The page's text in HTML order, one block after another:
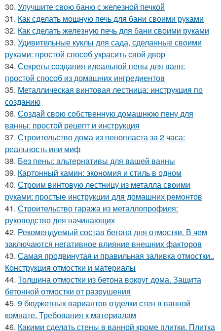
30. Улучшите свою баню с железной печкой
31. Как сделать мощную печь для бани своими руками
32. Как сделать железную печь для бани своими руками
33. Удивительные куклы для сада, сделанные своими
руками: простой способ украсить свой двор
34. Секреты создания идеальной пены для ванн:
простой способ из домашних ингредиентов
35. Металлическая винтовая лестница: инструкция по
созданию
36. Создай свою собственную домашнюю пену для
ванны: простой рецепт и инструкция
37. Строительство дома из пенопласта за 2 часа:
реальность или миф
38. Без пены: альтернативы для вашей ванны
39. Картонный камин: экономия и стиль в одном
40. Строим винтовую лестницу из металла своими
руками: простые инструкции для домашних ремонтов
41. Строительство гаража из металлопрофиля:
руководство для начинающих
42. Рекомендуемый состав бетона для отмостки. В чем
заключаются негативное влияние внешних факторов
43. Самая продвинутая и правильная заливка отмостки..
Конструкция отмостки и материалы
44. Толщина отмостки из бетона вокруг дома. Защита
бетонной отмостки от разрушения
45. 9 бюджетных вариантов отделки стен в ванной
комнате. Требования к материалам
46. Какими сделать стены в ванной кроме плитки. Плитка